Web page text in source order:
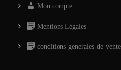
Mon compte
Mentions Légales
conditions-generales-de-vente